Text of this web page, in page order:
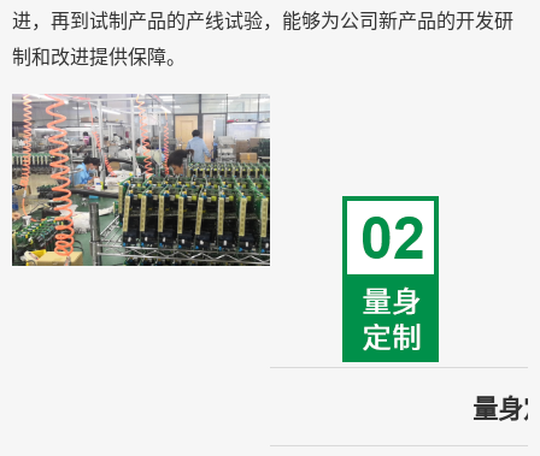
进，再到试制产品的产线试验，能够为公司新产品的开发研
制和改进提供保障。
量身